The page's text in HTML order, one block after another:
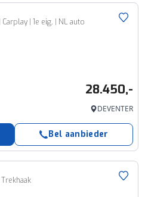
| 1e eig. | NL auto
28.450,-
DEVENTER
Bel aanbieder
Trekhaak